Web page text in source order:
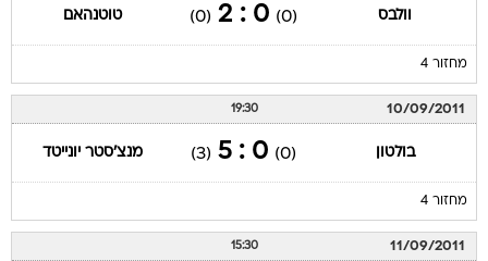
וולבס (0)
0 : 2
(0) טוטנהאם
מחזור 4
10/09/2011
19:30
בולטון (0)
0 : 5
(3) מנצ'סטר יונייטד
מחזור 4
11/09/2011
15:30